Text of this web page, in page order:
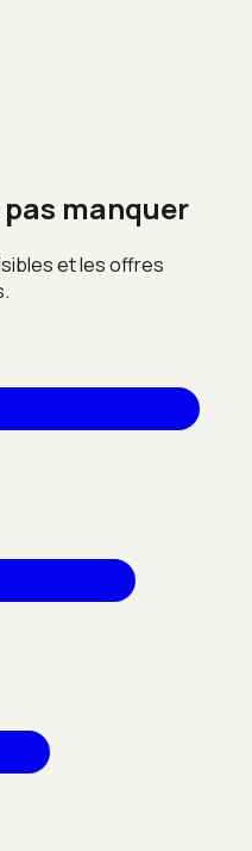
pas manquer
et les offres